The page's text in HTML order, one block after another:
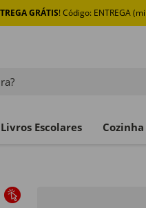
GRÁTIS! Código: ENTREGA
Livros Escolares